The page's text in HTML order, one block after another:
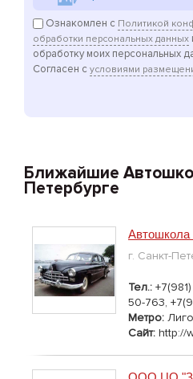
Ознакомлен с Политикой
обработки персональных данных
обработку моих персональных
Согласен с условиями
Ближайшие
Петербурге
г. Санкт-
Тел.:
50-763,
Метро:
Сайт: http://